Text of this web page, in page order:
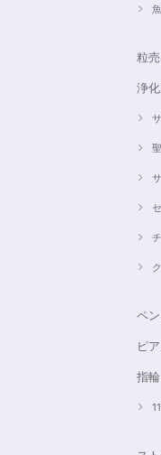
粒
浄
ペ
ピ
指輪